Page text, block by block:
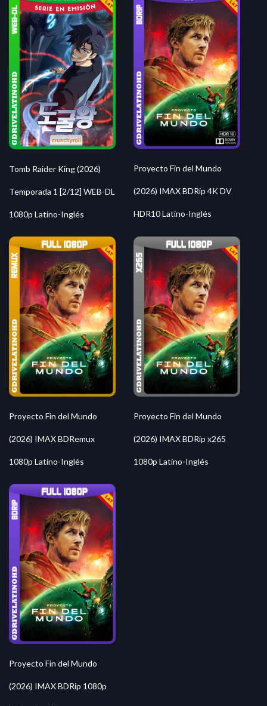
Tomb Raider King (2026)
Temporada 1 [2/12] WEB-DL
1080p Latino-Inglés
Proyecto Fin del Mundo
(2026) IMAX BDRip 4K DV
HDR10 Latino-Inglés
Proyecto Fin del Mundo
(2026) IMAX BDRemux
1080p Latino-Inglés
Proyecto Fin del Mundo
(2026) IMAX BDRip x265
1080p Latino-Inglés
Proyecto Fin del Mundo
(2026) IMAX BDRip 1080p